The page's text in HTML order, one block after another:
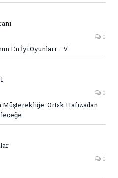
0
En İyi Oyunları – V
0
Ortak Hafızadan
0